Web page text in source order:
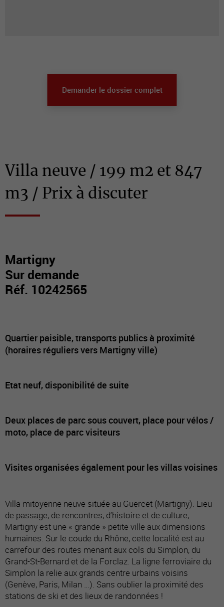
Villa neuve / 199 m2 et 847
m3 / Prix à discuter
Martigny
Sur demande
Réf. 10242565
Quartier paisible, transports publics à proximité
(horaires réguliers vers Martigny ville)
Etat neuf, disponibilité de suite
Deux places de parc sous couvert, place pour vélos /
moto, place de parc visiteurs
Visites organisées également pour les villas voisines
Villa mitoyenne neuve située au Guercet (Martigny). Lieu
de passage, de rencontres, d’histoire et de culture,
Martigny est une « grande » petite ville aux dimensions
humaines. Sur le coude du Rhône, cette localité est au
carrefour des routes menant aux cols du Simplon, du
Grand-St-Bernard et de la Forclaz. La ligne ferroviaire du
Simplon la relie aux grands centre urbains voisins
(Genève, Paris, Milan …). Sans oublier la proximité des
stations de ski et des lieux de randonnées !
Demander le dossier complet